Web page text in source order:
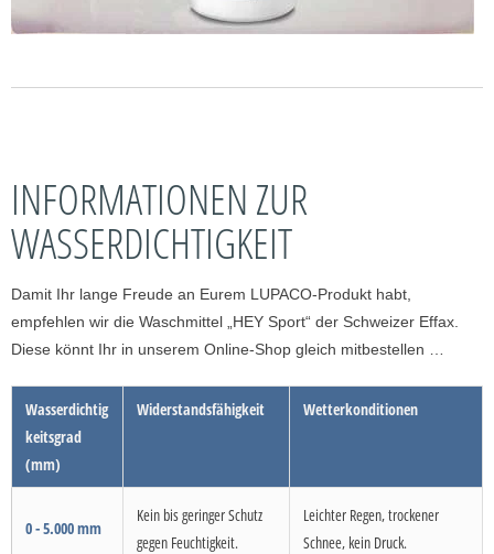
INFORMATIONEN ZUR
WASSERDICHTIGKEIT
Damit Ihr lange Freude an Eurem LUPACO-Produkt habt,
empfehlen wir die Waschmittel „HEY Sport“ der Schweizer Effax.
Diese könnt Ihr in unserem Online-Shop gleich mitbestellen …
Wasserdichtig
keitsgrad
(mm)
Widerstandsfähigkeit Wetterkonditionen
0 - 5.000 mm
Kein bis geringer Schutz
gegen Feuchtigkeit.
Leichter Regen, trockener
Schnee, kein Druck.